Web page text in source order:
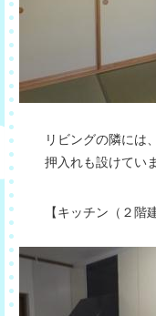
リビングの隣には、
押入れも設けていま
【キッチン（２階建